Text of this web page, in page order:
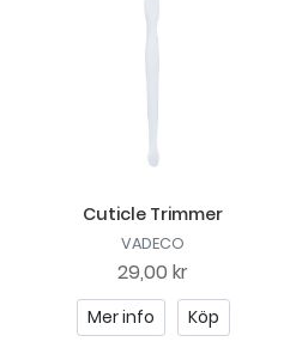
Cuticle Trimmer
VADECO
29,00 kr
Mer info Köp